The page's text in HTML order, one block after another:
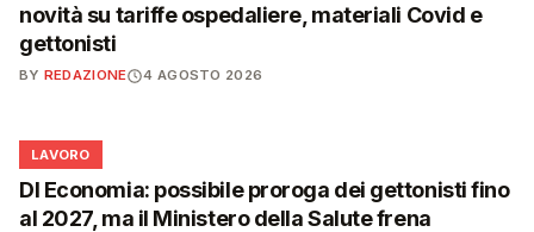
novità su tariffe ospedaliere, materiali Covid e
gettonisti
BY REDAZIONE 4 AGOSTO 2026
💼
LAVORO
Dl Economia: possibile proroga dei gettonisti fino
al 2027, ma il Ministero della Salute frena